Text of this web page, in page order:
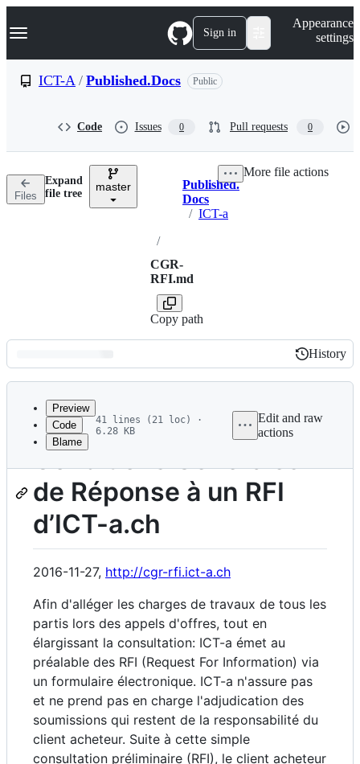
k
p
n
Navigation Menu Sign in
Appearance
settings
ICT-A / Published.Docs Public
Code Issues 0 Pull requests 0
Files
Expand
file tree
master Breadcrumbs
Published.
Docs
/ ICT-a
/
CGR-
RFI.md
Copy path
More file actions
Latest
commit
History
History
metadata
and
controls
Preview
Code
Blame
41 lines (21 loc) ·
6.28 KB
Edit and raw
actions
Conditions Générales
de Réponse à un RFI
d’ICT-a.ch
2016-11-27, http://cgr-rfi.ict-a.ch
Afin d'alléger les charges de travaux de tous les
partis lors des appels d'offres, tout en
élargissant la consultation: ICT-a émet au
préalable des RFI (Request For Information) via
un formulaire électronique. ICT-a n'assure pas
et ne prend pas en charge l'adjudication des
soumissions qui restent de la responsabilité du
client acheteur. Suite à cette simple
consultation préliminaire (RFI), le client acheteur